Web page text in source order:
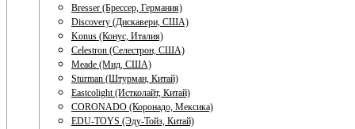
Bresser (Брессер, Германия)
Discovery (Дискавери, США)
Konus (Конус, Италия)
Celestron (Селестрон, США)
Meade (Мид, США)
Sturman (Штурман, Китай)
Eastcolight (Истколайт, Китай)
CORONADO (Коронадо, Мексика)
EDU-TOYS (Эду-Тойз, Китай)